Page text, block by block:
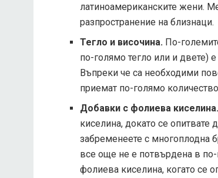
латиноамериканските жени.
разпространение на близнаци.
Тегло и височина. По-
по-голямо тегло или и двете)
Въпреки че са необходими
приемат по-голямо
Добавки с фолиева киселина.
киселина, докато се
забременеете с многоплодна
все още не е потвърдена в
фолиева киселина, когато се